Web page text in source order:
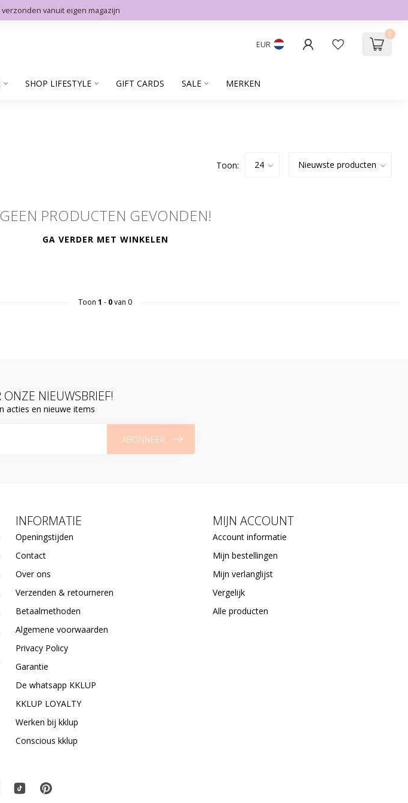
vanuit eigen magazijn
EUR
0
SHOP LIFESTYLE GIFT CARDS SALE MERKEN
Toon:
GEEN PRODUCTEN GEVONDEN!
GA VERDER MET WINKELEN
Toon 1 - 0van 0
ONZE NIEUWSBRIEF!
acties en nieuwe items
ABONNEER
INFORMATIE
Openingstijden
Contact
Over ons
Verzenden & retourneren
Betaalmethoden
Algemene voorwaarden
Privacy Policy
Garantie
De whatsapp KKLUP
KKLUP LOYALTY
Werken bij kklup
Conscious kklup
MIJN ACCOUNT
Account informatie
Mijn bestellingen
Mijn verlanglijst
Vergelijk
Alle producten